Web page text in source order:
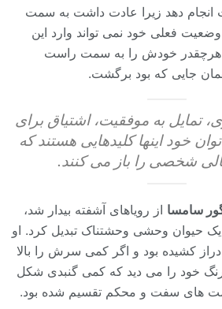
انجام دهد زیرا عادت داشت به سمت
فعلی خود نمی تواند وارد این
خودش را به سمت راست
جایی که بود برگشت.
تمایل به موفقیت، اشتیاق برای
خود اینها کلیدهایی هستند که
شخصی را باز می کنند.
سامسا از رویاهای آشفته بیدار شد،
حیوان وحشی وحشتناک تبدیل کرد. او
کشیده بود و اگر کمی سرش را بالا
خود را می دید که کمی گنبدی شکل
های سفت و محکم تقسیم شده بود.